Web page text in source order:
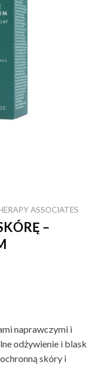
ASSOCIATES
–
naprawczymi i
odżywienie i blask
skóry i